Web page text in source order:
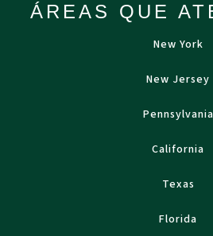
ÁREAS QUE
New York
New Jersey
Pennsylvania
California
Texas
Florida